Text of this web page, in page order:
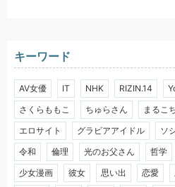
キーワード
AV女優 IT NHK RIZIN.14
さくらももこ
ちゅらさん まるこ
エロサイト
グラビアアイドル ソ
令和
倫理 光のお父さん 哲学
少女漫画
彼女 思い出 恋愛